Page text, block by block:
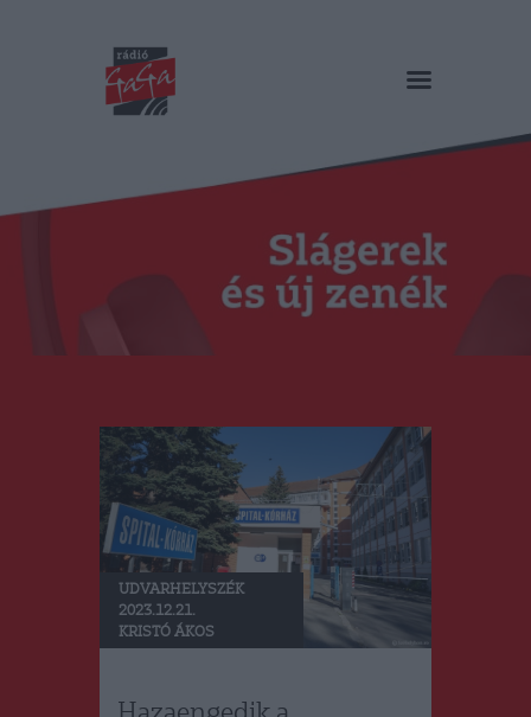
RÁDIÓ GAGA
Műsorok
Duma Duba
Podcast és videók
Stáb
Kapcsolat
RO
UDVARHELYSZÉK
2023.12.21.
KRISTÓ ÁKOS